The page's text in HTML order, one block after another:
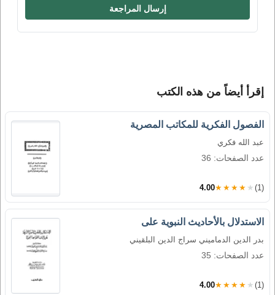
إرسال المراجعة
إقرأ أيضاً من هذه الكتب
الفصول الفكرية للمكاتب المصرية
عبد الله فكري
عدد الصفحات: 36
4.00★★★★★ (1)
الاستدلال بالأحاديث النبوية على
بدر الدين الدماميني سراج الدين البلقيني
عدد الصفحات: 35
4.00★★★★★ (1)